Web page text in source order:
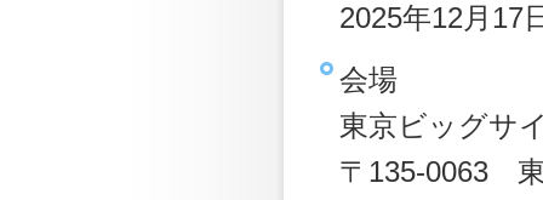
2025年12月17
会場
東京ビッグサ
〒135-0063